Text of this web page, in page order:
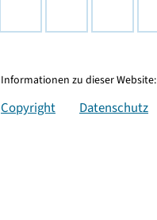
Informationen zu dieser Website:
Copyright Datenschutz